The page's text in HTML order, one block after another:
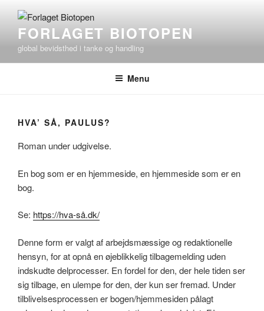
indholdFORLAGET BIOTOPEN
global bevidsthed i tanke og handling
Menu
HVA’ SÅ, PAULUS?
Roman under udgivelse.
En bog som er en hjemmeside, en hjemmeside som er en
bog.
Se: https://hva-så.dk/
Denne form er valgt af arbejdsmæssige og redaktionelle
hensyn, for at opnå en øjeblikkelig tilbagemelding uden
indskudte delprocesser. En fordel for den, der hele tiden ser
sig tilbage, en ulempe for den, der kun ser fremad. Under
tilblivelsesprocessen er bogen/hjemmesiden pålagt